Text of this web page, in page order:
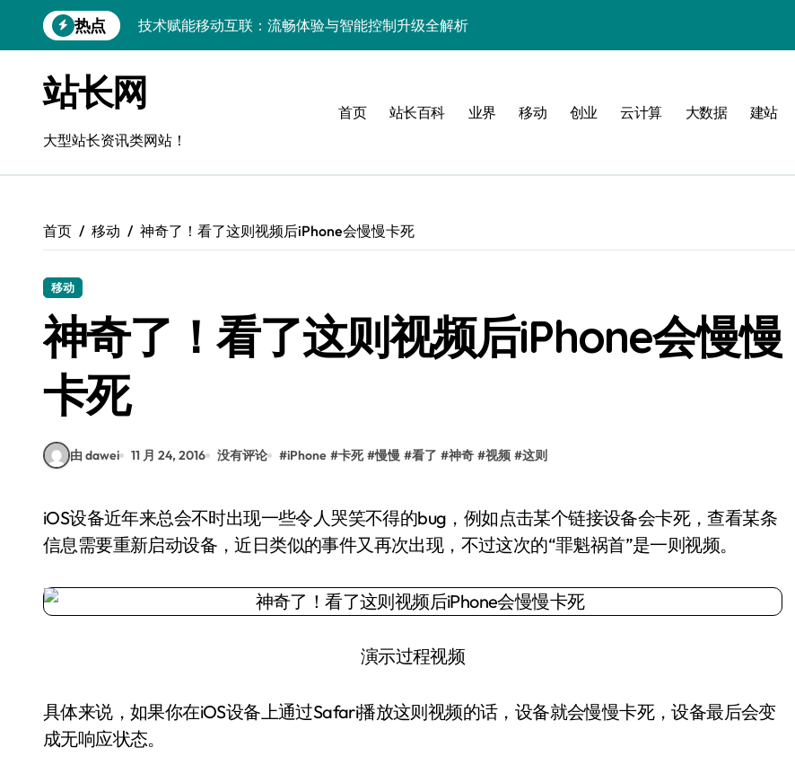
到
热点
技术赋能移动互联：流畅体验与智能控制升级全解析
深度揭秘：移动端流畅度优化技术全攻略与性能提升秘籍
移动互联新突破：精准控流策略，解锁系统极致流畅体验
算法赋能评测：移动互联流畅智控双驱动用户体验革新
移动互联实战评测：技术解码流畅体验+智能云安全新防线
移动互联应用评测：以流畅度为基，科技调控优化体验新高度
站长网
大型站长资讯类网站！
首页 站长百科 业界 移动 创业 云计算 大数据 建站
首页 移动 神奇了！看了这则视频后iPhone会慢慢卡死
移动
神奇了！看了这则视频后iPhone会慢慢
卡死
由 dawei 11 月 24, 2016 没有评论 #iPhone #卡死 #慢慢 #看了 #神奇 #视频 #这则
iOS设备近年来总会不时出现一些令人哭笑不得的bug，例如点击某个链接设备会卡死，查看某条
信息需要重新启动设备，近日类似的事件又再次出现，不过这次的“罪魁祸首”是一则视频。
演示过程视频
具体来说，如果你在iOS设备上通过Safari播放这则视频的话，设备就会慢慢卡死，设备最后会变
成无响应状态。